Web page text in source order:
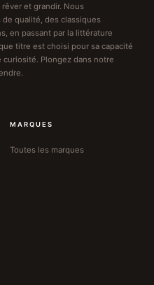
et grandir. Nous
qualité, des classiques
en passant par la littérature
titre est choisi pour sa capacité
Plongez dans notre
MARQUES
Toutes les marques